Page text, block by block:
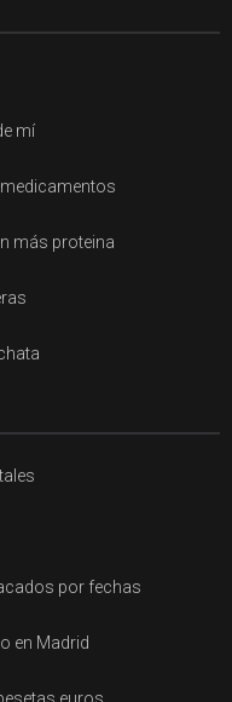
mí
más proteina
por fechas
en Madrid